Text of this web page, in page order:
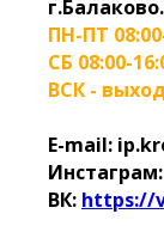
ПН-ПТ
СБ 08:00-
ВСК -
E-mail:
ВК: https://